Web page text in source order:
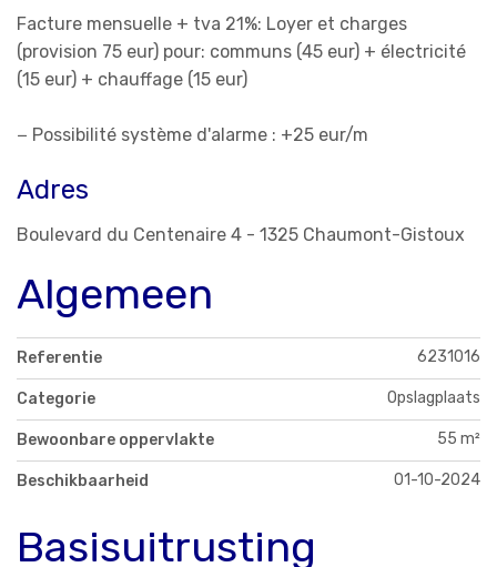
Facture mensuelle + tva 21%: Loyer et charges
(provision 75 eur) pour: communs (45 eur) + électricité
(15 eur) + chauffage (15 eur)
− Possibilité système d'alarme : +25 eur/m
Adres
Boulevard du Centenaire 4 - 1325 Chaumont-Gistoux
Algemeen
Referentie 6231016
Categorie Opslagplaats
Bewoonbare oppervlakte 55 m²
Beschikbaarheid 01-10-2024
Basisuitrusting